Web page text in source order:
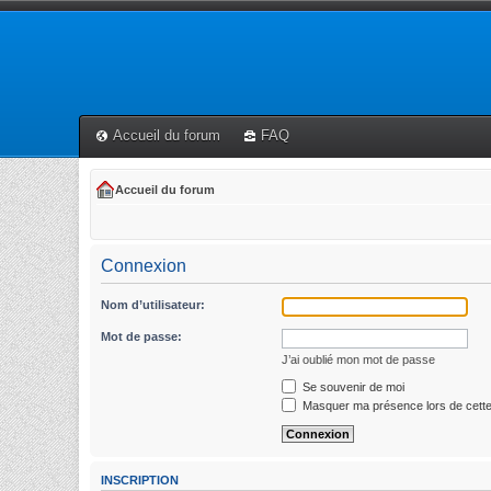
Accueil du forum FAQ
Accueil du forum
Connexion
Nom d’utilisateur:
Mot de passe:
J’ai oublié mon mot de passe
Se souvenir de moi
Masquer ma présence lors de
INSCRIPTION